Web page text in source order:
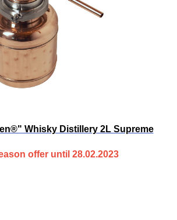
Whisky Distillery 2L Supreme
offer until 28.02.2023